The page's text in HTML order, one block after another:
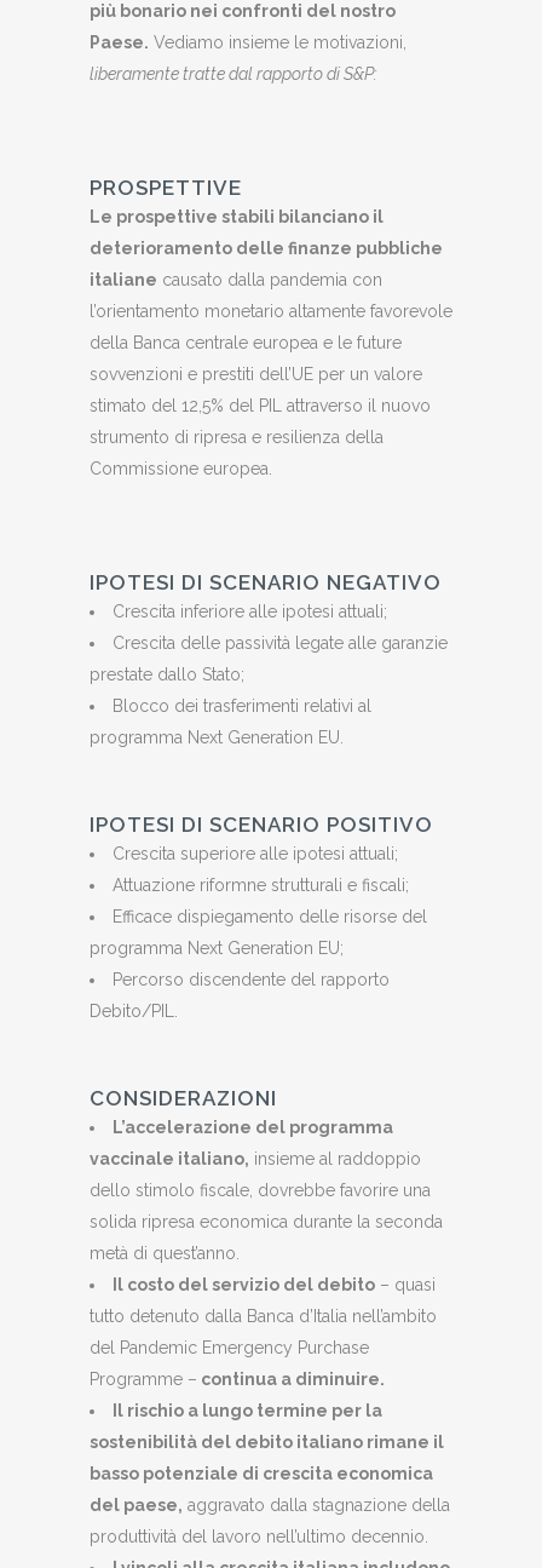
più bonario nei confronti del nostro
Paese. Vediamo insieme le motivazioni,
liberamente tratte dal rapporto di S&P:
PROSPETTIVE
Le prospettive stabili bilanciano il
deterioramento delle finanze pubbliche
italiane causato dalla pandemia con
l’orientamento monetario altamente favorevole
della Banca centrale europea e le future
sovvenzioni e prestiti dell’UE per un valore
stimato del 12,5% del PIL attraverso il nuovo
strumento di ripresa e resilienza della
Commissione europea.
IPOTESI DI SCENARIO NEGATIVO
Crescita inferiore alle ipotesi attuali;
Crescita delle passività legate alle garanzie
prestate dallo Stato;
Blocco dei trasferimenti relativi al
programma Next Generation EU.
IPOTESI DI SCENARIO POSITIVO
Crescita superiore alle ipotesi attuali;
Attuazione riformne strutturali e fiscali;
Efficace dispiegamento delle risorse del
programma Next Generation EU;
Percorso discendente del rapporto
Debito/PIL.
CONSIDERAZIONI
L’accelerazione del programma
vaccinale italiano, insieme al raddoppio
dello stimolo fiscale, dovrebbe favorire una
solida ripresa economica durante la seconda
metà di quest’anno.
Il costo del servizio del debito – quasi
tutto detenuto dalla Banca d’Italia nell’ambito
del Pandemic Emergency Purchase
Programme – continua a diminuire.
Il rischio a lungo termine per la
sostenibilità del debito italiano rimane il
basso potenziale di crescita economica
del paese, aggravato dalla stagnazione della
produttività del lavoro nell’ultimo decennio.